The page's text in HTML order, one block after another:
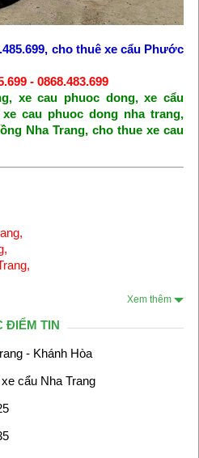
cho thuê xe cẩu Phước
- 0868.483.699
, xe cau phuoc dong,xe cẩu
cau phuoc dong nha trang,
Nha Trang,cho thue xe cau
,
,
,
Xem thêm
ĐIỂM TIN
- Khánh Hòa
cẩu Nha Trang